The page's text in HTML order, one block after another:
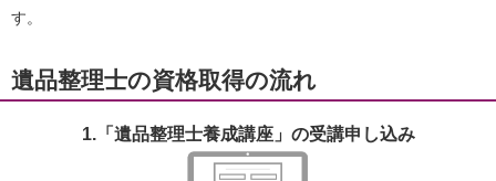
す。
遺品整理士の資格取得の流れ
1.「遺品整理士養成講座」の受講申し込み